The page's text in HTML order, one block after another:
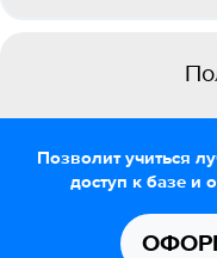
Позволит учиться
доступ к базе и